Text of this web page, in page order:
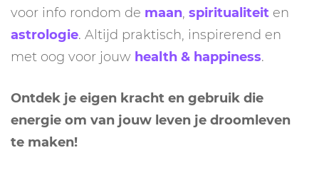
voor info rondom de maan, spiritualiteit en
astrologie. Altijd praktisch, inspirerend en
met oog voor jouw health & happiness.
Ontdek je eigen kracht en gebruik die
energie om van jouw leven je droomleven
te maken!